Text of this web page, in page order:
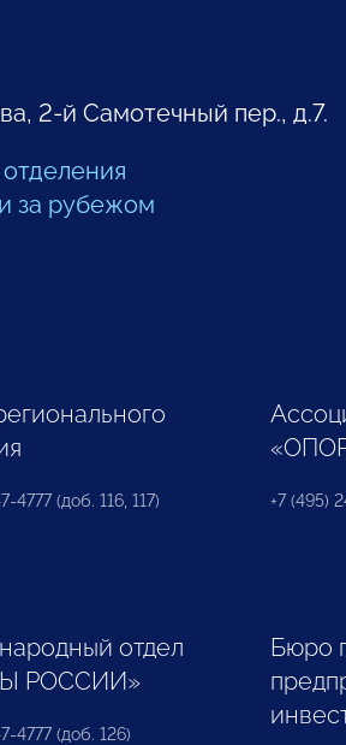
2-й Самотечный пер., д.7.
за рубежом
4777 (доб. 116, 117) +7 (495)
отдел
РОССИИ»
4777 (доб. 126)
Бюро